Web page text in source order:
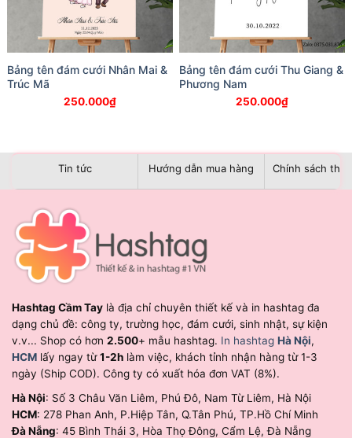
Bảng tên đám cưới Nhân Mai &
Trúc Mã
250.000₫
Bảng tên đám cưới Thu Giang &
Phương Nam
250.000₫
Tin tức Hướng dẫn mua hàng Chính sách
Hashtag Cầm Tay là địa chỉ chuyên thiết kế và in hashtag đa
dạng chủ đề: công ty, trường học, đám cưới, sinh nhật, sự kiện
v.v... Shop có hơn 2.500+ mẫu hashtag. In hashtag Hà Nội,
HCM lấy ngay từ1-2h làm việc, khách tỉnh nhận hàng từ 1-3
ngày (Ship COD). Công ty có xuất hóa đơn VAT (8%).
Hà Nội: Số 3 Châu Văn Liêm, Phú Đô, Nam Từ Liêm, Hà Nội
HCM: 278 Phan Anh, P.Hiệp Tân, Q.Tân Phú, TP.Hồ Chí Minh
Đà Nẵng: 45 Bình Thái 3, Hòa Thọ Đông, Cẩm Lệ, Đà Nẵng